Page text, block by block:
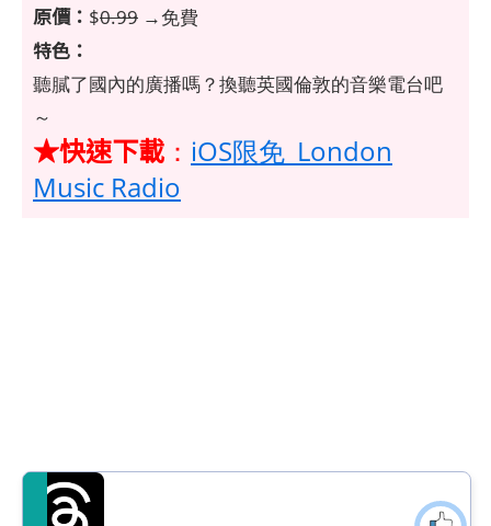
原價： $0.99 →免費
特色：
聽膩了國內的廣播嗎？換聽英國倫敦的音樂電台吧
～
★快速下載 ： iOS限免_London
Music Radio